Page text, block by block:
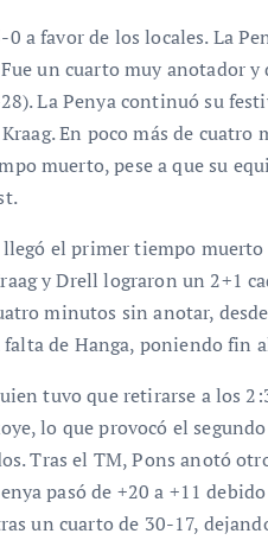
a favor de los locales. La
un cuarto muy anotador
La Penya continuó su
En poco más de
muerto, pese a que su
llegó el primer tiempo
y Drell lograron un 2+1
minutos sin anotar,
de Hanga, poniendo fin
tuvo que retirarse a los
lo que provocó el
Tras el TM, Pons anotó
pasó de +20 a +11
un cuarto de 30-17,